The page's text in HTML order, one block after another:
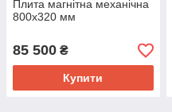
Плита магнітна механічна
800х320 мм
85 500 ₴
Купити